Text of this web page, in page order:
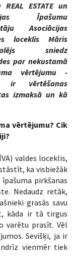
REAL ESTATE un
Īpašumu
Asociācijas
loceklis Māris
sniedz
par nekustamā
vērtējumu -
ir vērtēšanas
izmaksā un kā
vērtējumu? Cik
valdes loceklis,
ka visbiežāk
pirkšanas
Nedaudz retāk,
grasās savu
kāda ir tā tirgus
varētu prasīt. Vēl
Sevišķi, ja ir
vienmēr tiek